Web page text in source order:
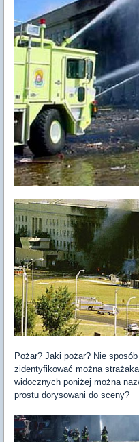
Pożar? Jaki pożar? Nie
zidentyfikować można
widocznych poniżej można
prostu dorysowani do sceny?